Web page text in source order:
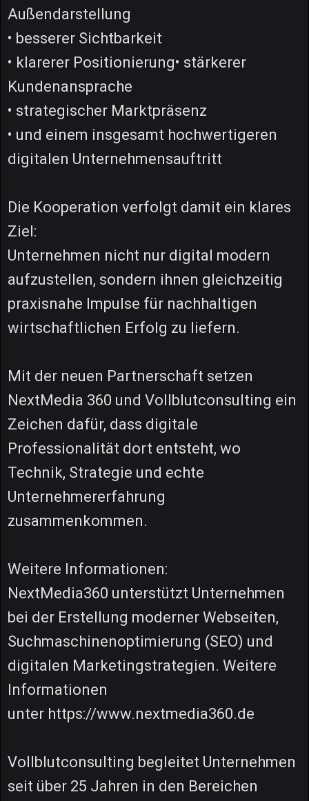
Außendarstellung
• besserer Sichtbarkeit
• klarerer Positionierung• stärkerer
Kundenansprache
• strategischer Marktpräsenz
• und einem insgesamt hochwertigeren
digitalen Unternehmensauftritt
Die Kooperation verfolgt damit ein klares
Ziel:
Unternehmen nicht nur digital modern
aufzustellen, sondern ihnen gleichzeitig
praxisnahe Impulse für nachhaltigen
wirtschaftlichen Erfolg zu liefern.
Mit der neuen Partnerschaft setzen
NextMedia 360 und Vollblutconsulting ein
Zeichen dafür, dass digitale
Professionalität dort entsteht, wo
Technik, Strategie und echte
Unternehmererfahrung
zusammenkommen.
Weitere Informationen:
NextMedia360 unterstützt Unternehmen
bei der Erstellung moderner Webseiten,
Suchmaschinenoptimierung (SEO) und
digitalen Marketingstrategien. Weitere
Informationen
unter https://www.nextmedia360.de
Vollblutconsulting begleitet Unternehmen
seit über 25 Jahren in den Bereichen